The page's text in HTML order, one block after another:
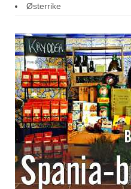
Østerrike